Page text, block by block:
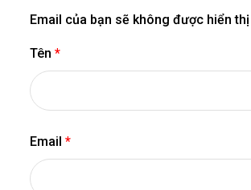
Email của bạn sẽ không được hiển
Tên *
Email *